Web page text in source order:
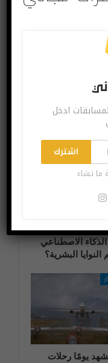
بـ”تويتر” يؤثر
الاصطناعي
البشرية؟
يومًا رحلات
ادخل
اشترك
ما تشاء